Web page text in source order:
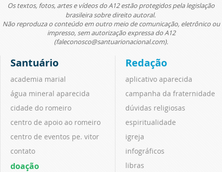
Os textos, fotos, artes e vídeos do A12 estão protegidos pela legislação
brasileira sobre direito autoral.
Não reproduza o conteúdo em outro meio de comunicação, eletrônico ou
impresso, sem autorização expressa do A12
(faleconosco@santuarionacional.com).
Santuário
academia marial
água mineral aparecida
cidade do romeiro
centro de apoio ao romeiro
centro de eventos pe. vitor
contato
doação
Redação
aplicativo aparecida
campanha da fraternidade
dúvidas religiosas
espiritualidade
igreja
infográficos
libras